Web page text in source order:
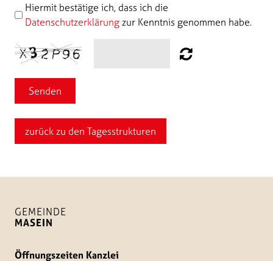
Hiermit bestätige ich, dass ich die
Datenschutzerklärungzur Kenntnis genommen habe.
Senden
zurück zu den Tagesstrukturen
GEMEINDE
MASEIN
Öffnungszeiten Kanzlei